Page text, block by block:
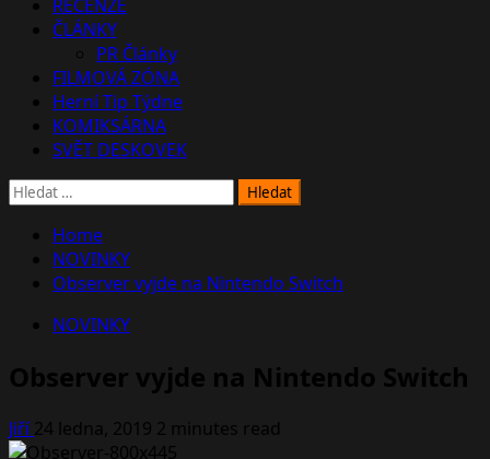
RECENZE
ČLÁNKY
PR Články
FILMOVÁ ZÓNA
Herní Tip Týdne
KOMIKSÁRNA
SVĚT DESKOVEK
Vyhledávání
Home
NOVINKY
Observer vyjde na Nintendo Switch
NOVINKY
Observer vyjde na Nintendo Switch
Jiří24 ledna, 2019 2 minutes read